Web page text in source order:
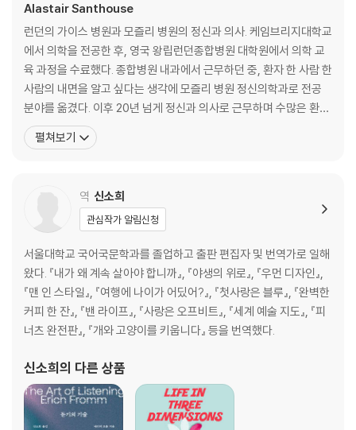
맺음말
감사의 말
참고 문헌
Alastair Santhouse
런던의 가이스 병원과 모즐리 병원의 정신과 의사. 케임브리지대학교
에서 의학을 전공한 후, 영국 왕립런던종합병원 대학원에서 의학 교
육 과정을 수료했다. 종합병원 내과에서 근무하던 중, 환자 한 사람 한
사람의 내면을 알고 싶다는 생각에 모즐리 병원 정신의학과로 전공
분야를 옮겼다. 이후 20년 넘게 정신과 의사로 근무하며 수많은 환자
를 진료하고 있다. 영국 왕립정신과의사협회 자문조정정신의학 위원
회 부위원장과 영국 왕립의료학회 정신의학과장을 지냈다. 《몸이 아
펼쳐보기
역 신소희
관심작가 알림신청
서울대학교 국어국문학과를 졸업하고 출판 편집자 및 번역가로 일해
왔다. 『내가 왜 계속 살아야 합니까』, 『야생의 위로』, 『우먼 디자인』,
『맨 인 스타일』, 『여행에 나이가 어딨어?』, 『첫사랑은 블루』, 『완벽한
커피 한 잔』, 『밴 라이프』, 『사랑은 오프비트』, 『세계 예술 지도』, 『피
너츠 완전판』, 『개와 고양이를 키웁니다』 등을 번역했다.
신소희의 다른 상품